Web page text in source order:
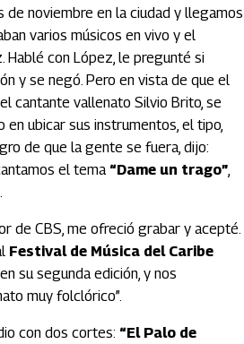
de noviembre en la ciudad y llegamos
varios músicos en vivo y el
Hablé con López, le pregunté si
y se negó. Pero en vista de que el
cantante vallenato Silvio Brito, se
en ubicar sus instrumentos, el tipo,
de que la gente se fuera, dijo:
el tema “Dame un trago”,
de CBS, me ofreció grabar y acepté.
Festival de Música del Caribe
su segunda edición, y nos
muy folclórico”.
con dos cortes: “El Palo de